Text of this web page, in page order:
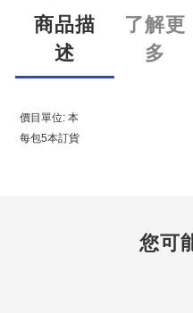
商品描
述
了解更
多
價目單位: 本
每包5本訂貨
您可